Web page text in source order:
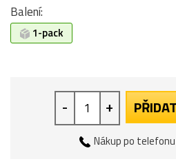
Balení:
1-pack
- +
Nákup po telefonu